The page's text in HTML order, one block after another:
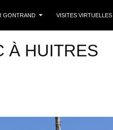
GONTRAND
VISITES VIRTUELLES
À HUITRES